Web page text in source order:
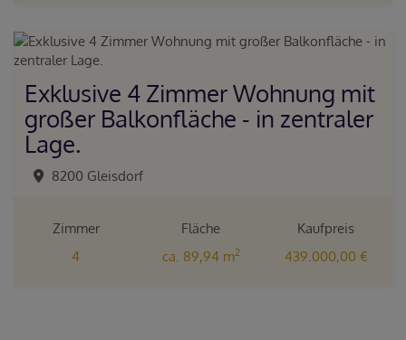
Exklusive 4 Zimmer Wohnung mit
großer Balkonfläche - in zentraler
Lage.
8200 Gleisdorf
Zimmer
4
Fläche
ca. 89,94 m2
Kaufpreis
439.000,00 €